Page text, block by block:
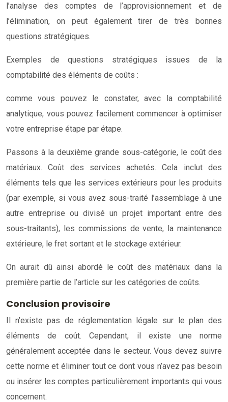
l’analyse des comptes de l’approvisionnement et de
l’élimination, on peut également tirer de très bonnes
questions stratégiques.
Exemples de questions stratégiques issues de la
comptabilité des éléments de coûts :
comme vous pouvez le constater, avec la comptabilité
analytique, vous pouvez facilement commencer à optimiser
votre entreprise étape par étape.
Passons à la deuxième grande sous-catégorie, le coût des
matériaux. Coût des services achetés. Cela inclut des
éléments tels que les services extérieurs pour les produits
(par exemple, si vous avez sous-traité l’assemblage à une
autre entreprise ou divisé un projet important entre des
sous-traitants), les commissions de vente, la maintenance
extérieure, le fret sortant et le stockage extérieur.
On aurait dû ainsi abordé le coût des matériaux dans la
première partie de l’article sur les catégories de coûts.
Conclusion provisoire
Il n’existe pas de réglementation légale sur le plan des
éléments de coût. Cependant, il existe une norme
généralement acceptée dans le secteur. Vous devez suivre
cette norme et éliminer tout ce dont vous n’avez pas besoin
ou insérer les comptes particulièrement importants qui vous
concernent.